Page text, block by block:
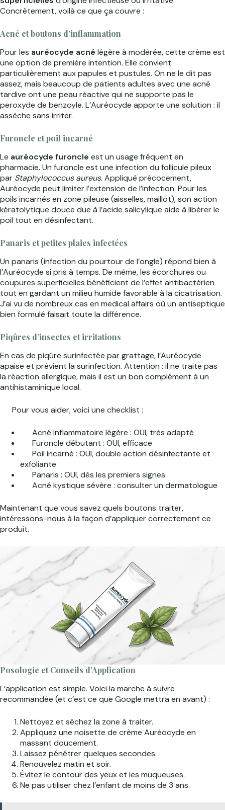
Concrètement, voilà ce que ça couvre :
Acné et boutons d’inflammation
Pour les auréocyde acné légère à modérée, cette crème est
une option de première intention. Elle convient
particulièrement aux papules et pustules. On ne le dit pas
assez, mais beaucoup de patients adultes avec une acné
tardive ont une peau réactive qui ne supporte pas le
peroxyde de benzoyle. L’Auréocyde apporte une solution : il
assèche sans irriter.
Furoncle et poil incarné
Le auréocyde furoncle est un usage fréquent en
pharmacie. Un furoncle est une infection du follicule pileux
par Staphylococcus aureus. Appliqué précocement,
Auréocyde peut limiter l’extension de l’infection. Pour les
poils incarnés en zone pileuse (aisselles, maillot), son action
kératolytique douce due à l’acide salicylique aide à libérer le
poil tout en désinfectant.
Panaris et petites plaies infectées
Un panaris (infection du pourtour de l’ongle) répond bien à
l’Auréocyde si pris à temps. De même, les écorchures ou
coupures superficielles bénéficient de l’effet antibactérien
tout en gardant un milieu humide favorable à la cicatrisation.
J’ai vu de nombreux cas en medical affairs où un antiseptique
bien formulé faisait toute la différence.
Piqûres d’insectes et irritations
En cas de piqûre surinfectée par grattage, l’Auréocyde
apaise et prévient la surinfection. Attention : il ne traite pas
la réaction allergique, mais il est un bon complément à un
antihistaminique local.
Pour vous aider, voici une checklist :
Acné inflammatoire légère : OUI, très adapté
Furoncle débutant : OUI, efficace
Poil incarné : OUI, double action désinfectante et
exfoliante
Panaris : OUI, dès les premiers signes
Acné kystique sévère : consulter un dermatologue
Maintenant que vous savez quels boutons traiter,
intéressons-nous à la façon d’appliquer correctement ce
produit.
Posologie et Conseils d’Application
L’application est simple. Voici la marche à suivre
recommandée (et c’est ce que Google mettra en avant) :
Nettoyez et séchez la zone à traiter.
Appliquez une noisette de crème Auréocyde en
massant doucement.
Laissez pénétrer quelques secondes.
Renouvelez matin et soir.
Évitez le contour des yeux et les muqueuses.
Ne pas utiliser chez l’enfant de moins de 3 ans.